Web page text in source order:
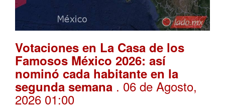
Votaciones en La Casa de los
Famosos México 2026: así
nominó cada habitante en la
segunda semana . 06 de Agosto,
2026 01:00